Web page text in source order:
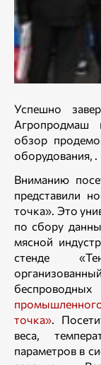
Успешно
Агропродмаш
обзор
оборудования, .
Вниманию
представили
точка». Это
по сбору
мясной
стенде
точка».
веса,
параметров в